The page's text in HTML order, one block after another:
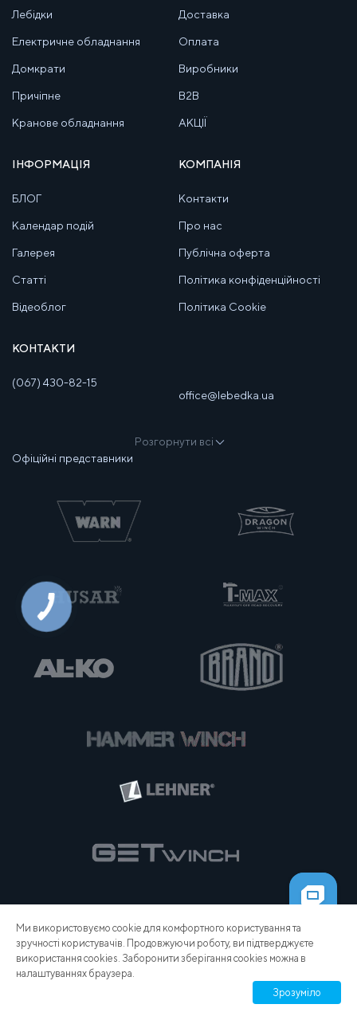
Ми використовуємо cookie для комфортного користування та
зручності користувачів. Продовжуючи роботу, ви підтверджуєте
використання cookies. Заборонити зберігання cookies можна в
налаштуваннях браузера.
Зрозуміло
Лебідки
Електричне обладнання
Домкрати
Причіпне
Кранове обладнання
Доставка
Оплата
Виробники
B2B
АКЦІЇ
ІНФОРМАЦІЯ
БЛОГ
Календар подій
Галерея
Статті
Відеоблог
КОМПАНІЯ
Контакти
Про нас
Публічна оферта
Політика конфіденційності
Політика Cookie
КОНТАКТИ
(067) 430-82-15
office@lebedka.ua
Розгорнути всі
Офіційні представники